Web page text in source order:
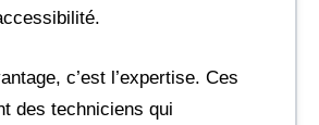
c’est l’expertise. Ces
des techniciens qui